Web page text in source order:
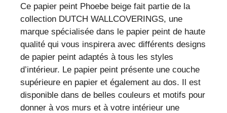
élégance
naturelle
pour
votre
intérieur
Ce papier peint Phoebe beige fait partie de la
collection DUTCH WALLCOVERINGS, une
marque spécialisée dans le papier peint de haute
qualité qui vous inspirera avec différents designs
de papier peint adaptés à tous les styles
d’intérieur. Le papier peint présente une couche
supérieure en papier et également au dos. Il est
disponible dans de belles couleurs et motifs pour
donner à vos murs et à votre intérieur une